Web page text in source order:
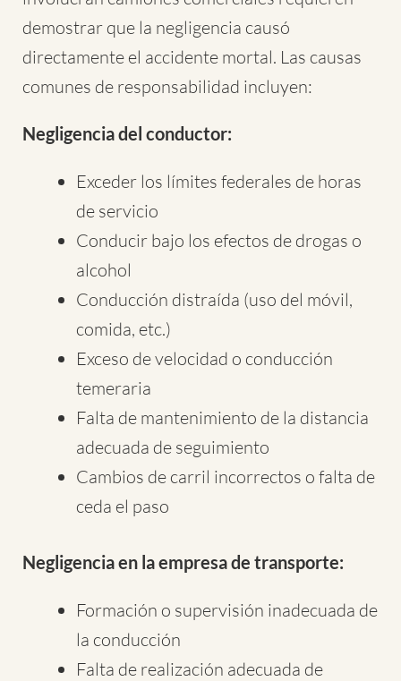
demostrar que la negligencia causó
directamente el accidente mortal. Las causas
comunes de responsabilidad incluyen:
Negligencia del conductor:
Exceder los límites federales de horas
de servicio
Conducir bajo los efectos de drogas o
alcohol
Conducción distraída (uso del móvil,
comida, etc.)
Exceso de velocidad o conducción
temeraria
Falta de mantenimiento de la distancia
adecuada de seguimiento
Cambios de carril incorrectos o falta de
ceda el paso
Negligencia en la empresa de transporte:
Formación o supervisión inadecuada de
la conducción
Falta de realización adecuada de